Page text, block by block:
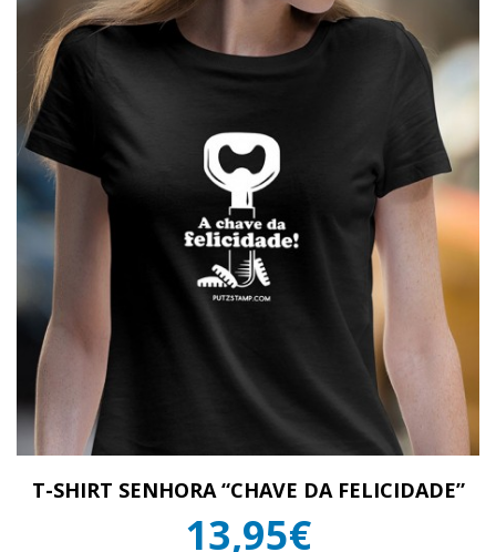
T-SHIRT SENHORA “CHAVE DA FELICIDADE”
13,95€